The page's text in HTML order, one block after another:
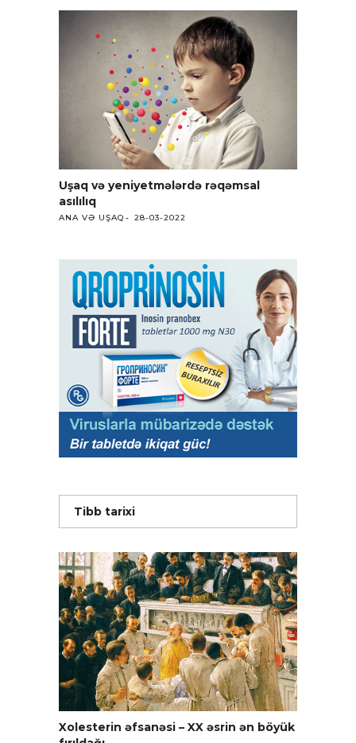
Uşaq və yeniyetmələrdə rəqəmsal
asılılıq
ANA VƏ UŞAQ 28-03-2022
Tibb tarixi
Xolesterin əfsanəsi – XX əsrin ən böyük